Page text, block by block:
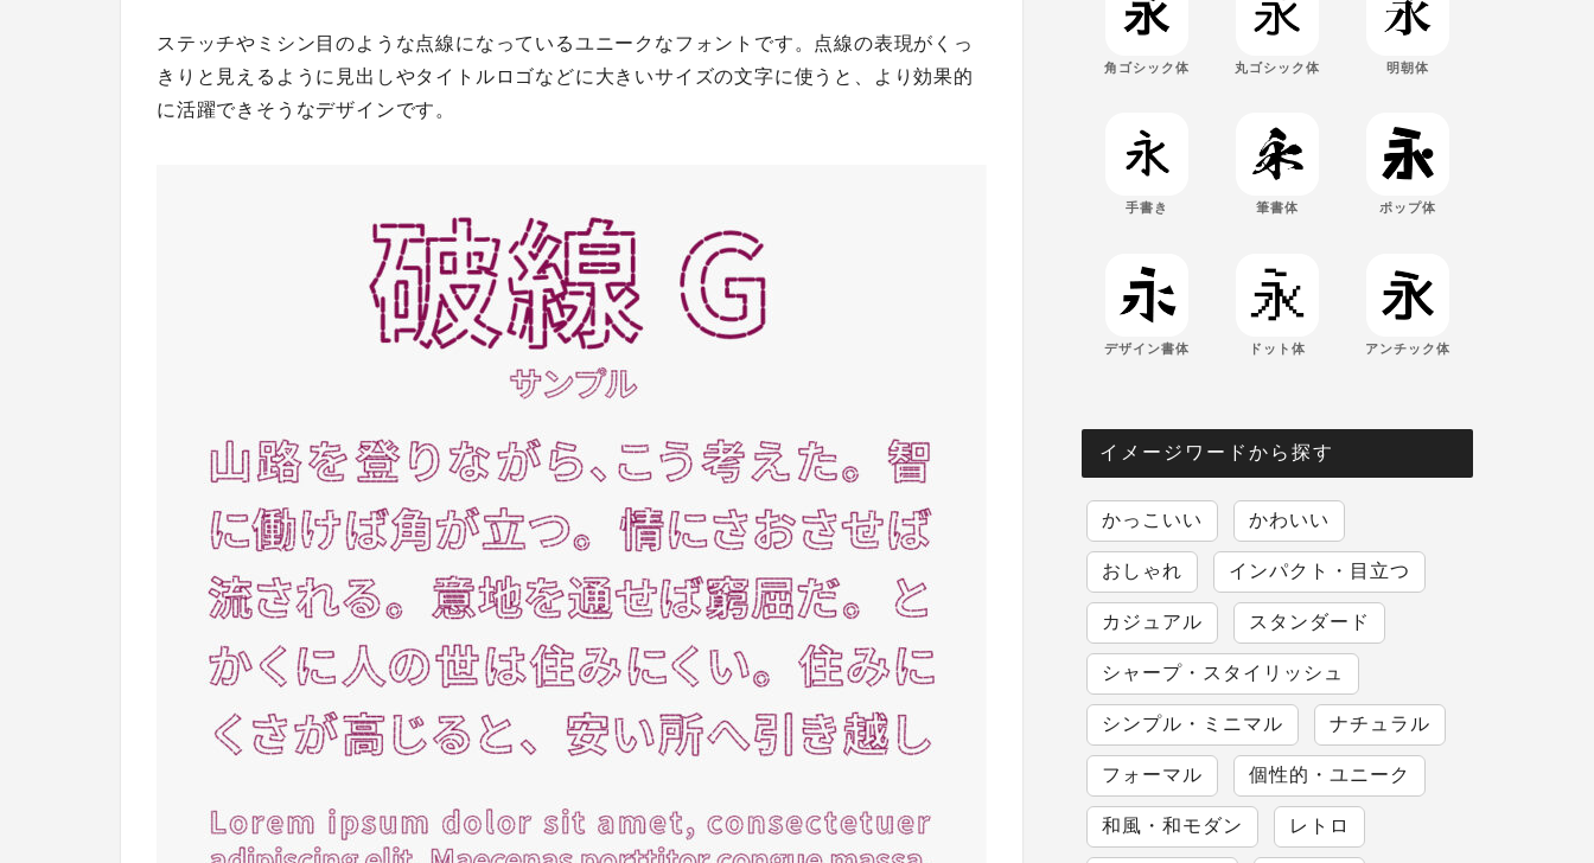
ステッチやミシン目のような点線になっているユニークなフォントです。点線の表現がくっ
きりと見えるように見出しやタイトルロゴなどに大きいサイズの文字に使うと、より効果的
に活躍できそうなデザインです。
角ゴシック体 丸ゴシック体 明朝体
手書き 筆書体 ポップ体
デザイン書体 ドット体 アンチック体
イメージワードから探す
かっこいい かわいい
おしゃれ インパクト・目立つ
カジュアル スタンダード
シャープ・スタイリッシュ
シンプル・ミニマル ナチュラル
フォーマル 個性的・ユニーク
和風・和モダン レトロ